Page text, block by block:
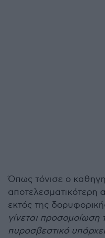
Όπως τόνισε ο
αποτελεσματικότερη
εκτός της
γίνεται
πυροσβεστικό